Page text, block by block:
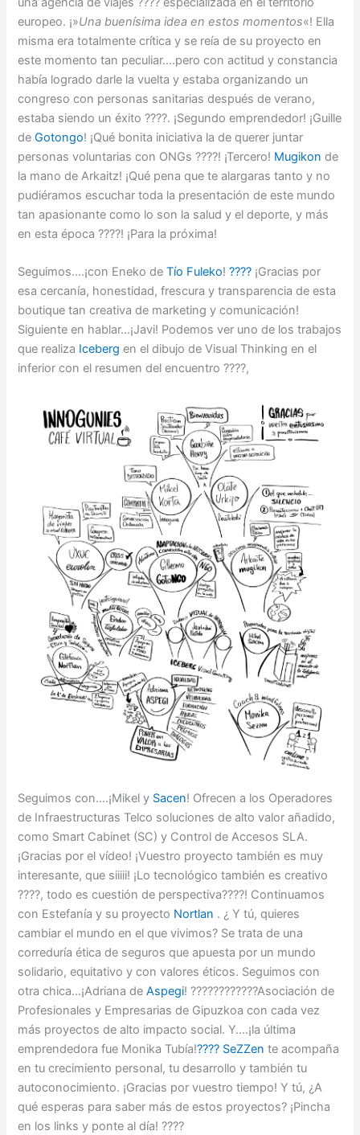
europeo. ¡»Una buenísima idea en estos momentos«! Ella
misma era totalmente crítica y se reía de su proyecto en
este momento tan peculiar….pero con actitud y constancia
había logrado darle la vuelta y estaba organizando un
congreso con personas sanitarias después de verano,
estaba siendo un éxito ????. ¡Segundo emprendedor! ¡Guille
deGotongo! ¡Qué bonita iniciativa la de querer juntar
personas voluntarias con ONGs ????! ¡Tercero! Mugikon de
la mano de Arkaitz! ¡Qué pena que te alargaras tanto y no
pudiéramos escuchar toda la presentación de este mundo
tan apasionante como lo son la salud y el deporte, y más
en esta época ????! ¡Para la próxima!
Seguimos….¡con Eneko deTío Fuleko!???? ¡Gracias por
esa cercanía, honestidad, frescura y transparencia de esta
boutique tan creativa de marketing y comunicación!
Siguiente en hablar…¡Javi! Podemos ver uno de los trabajos
que realiza Iceberg en el dibujo de Visual Thinking en el
inferior con el resumen del encuentro ????️,
Seguimos con….¡Mikel y Sacen! Ofrecen a los Operadores
de Infraestructuras Telco soluciones de alto valor añadido,
como Smart Cabinet (SC) y Control de Accesos SLA.
¡Gracias por el vídeo! ¡Vuestro proyecto también es muy
interesante, que siiiii! ¡Lo tecnológico también es creativo
????, todo es cuestión de perspectiva????! Continuamos
con Estefanía y su proyecto Nortlan . ¿ Y tú, quieres
cambiar el mundo en el que vivimos? Se trata de una
correduría ética de seguros que apuesta por un mundo
solidario, equitativo y con valores éticos. Seguimos con
otra chica…¡Adriana deAspegi! ????‍????????Asociación de
Profesionales y Empresarias de Gipuzkoa con cada vez
más proyectos de alto impacto social. Y….¡la última
emprendedora fue Monika Tubía!????️ SeZZen te acompaña
en tu crecimiento personal, tu desarrollo y también tu
autoconocimiento. ¡Gracias por vuestro tiempo! Y tú, ¿A
qué esperas para saber más de estos proyectos? ¡Pincha
en los links y ponte al día! ????